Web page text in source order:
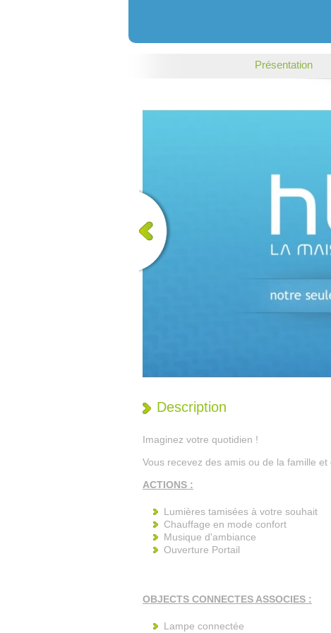
Présentation
Description
Imaginez votre quotidien !
Vous recevez des amis ou de la famille
ACTIONS :
Lumières tamisées à votre souhait
Chauffage en mode confort
Musique d'ambiance
Ouverture Portail
OBJECTS CONNECTES ASSOCIES :
Lampe connectée